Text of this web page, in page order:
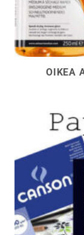
OIKEA